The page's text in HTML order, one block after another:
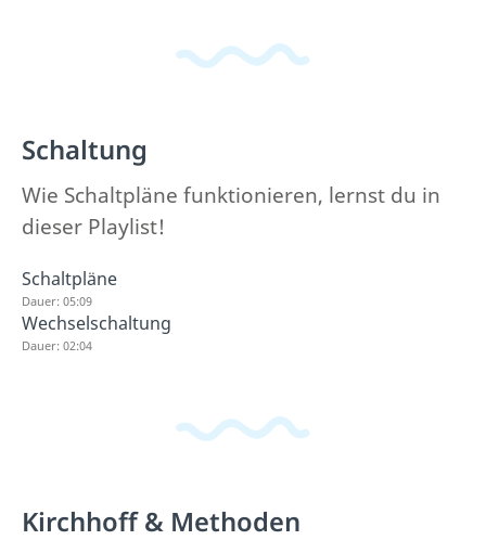
Schaltung
Wie Schaltpläne funktionieren, lernst du in
dieser Playlist!
Schaltpläne
Dauer: 05:09
Wechselschaltung
Dauer: 02:04
Kirchhoff & Methoden